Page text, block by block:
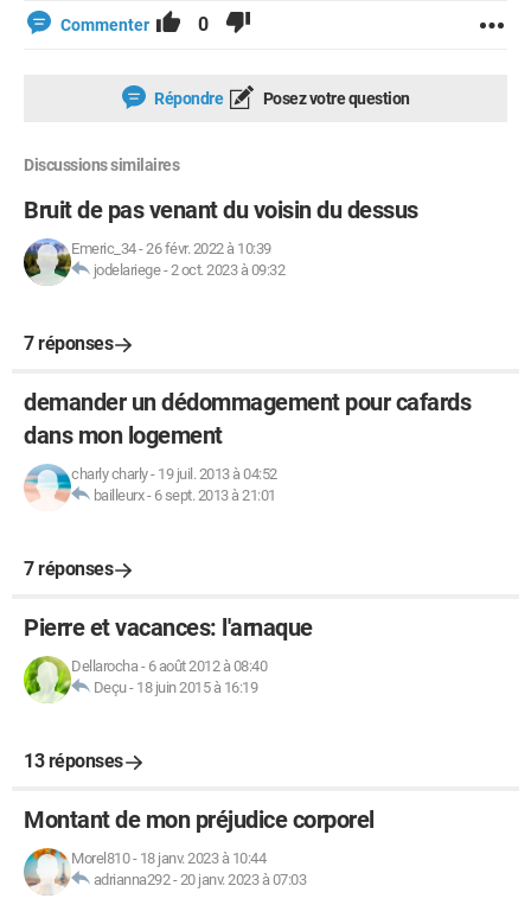
Commenter 0
Répondre Posez votre question
Discussions similaires
Bruit de pas venant du voisin du dessus
Emeric_34-26 févr. 2022 à 10:39
jodelariege-2 oct. 2023 à 09:32
7 réponses
demander un dédommagement pour cafards
dans mon logement
charly charly- 19 juil. 2013 à 04:52
bailleurx- 6 sept. 2013 à 21:01
7 réponses
Pierre et vacances: l'arnaque
Dellarocha- 6 août 2012 à 08:40
Deçu- 18 juin 2015 à 16:19
13 réponses
Montant de mon préjudice corporel
Morel810- 18 janv. 2023 à 10:44
adrianna292-20 janv. 2023 à 07:03